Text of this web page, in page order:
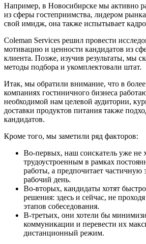
Например, в Новосибирске мы активно
из сферы гостеприимства, лидером
свой имидж, она также испытывает
Coleman Services решил провести
мотивацию и ценности кандидатов из
клиента. Позже, изучив результаты, мы
методы подбора и укомплектовали штат.
Итак, мы обратили внимание, что в
компаниях гостиничного бизнеса
необходимой нам целевой аудитории,
доставки продуктов питания также
кандидатов.
Кроме того, мы заметили ряд факторов:
Во-первых, наш соискатель уже не
трудоустроенным в рамках
работы, а предпочитает частичную
рабочий день.
Во-вторых, кандидаты хотят
решения: здесь и сейчас, не
этапов собеседования.
В-третьих, они хотели бы
коммуникации и перевести их
дистанционный режим.